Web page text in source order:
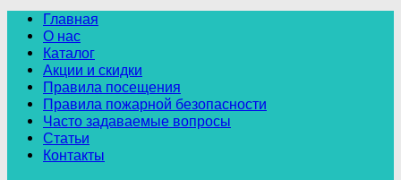
Главная
О нас
Каталог
Акции и скидки
Правила посещения
Правила пожарной безопасности
Часто задаваемые вопросы
Статьи
Контакты